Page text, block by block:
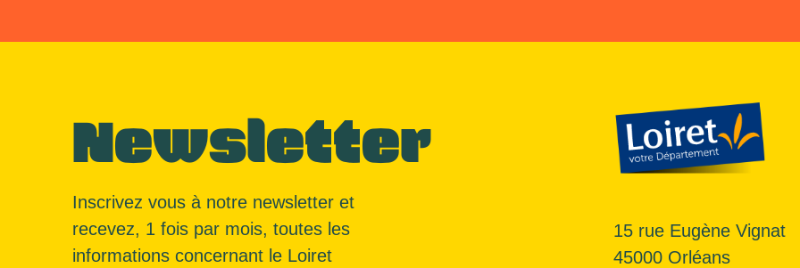
Newsletter
Inscrivez vous à notre newsletter et
recevez, 1 fois par mois, toutes les
informations concernant le Loiret
15 rue Eugène Vignat
45000 Orléans